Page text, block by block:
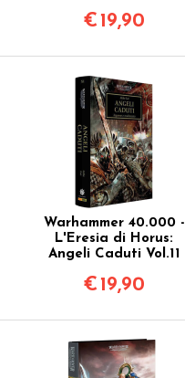
€ 19,90
Warhammer 40.000 -
L'Eresia di Horus:
Angeli Caduti Vol.11
€ 19,90